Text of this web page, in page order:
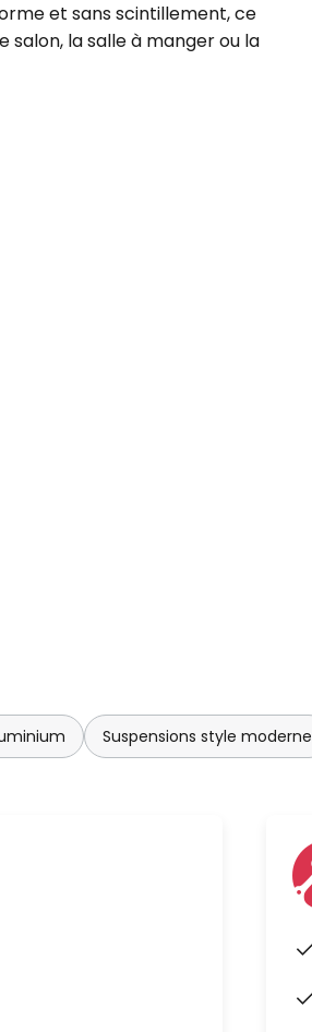
et sans scintillement, ce
la salle à manger ou la
offre une répartition efficace
Suspensions style moderne